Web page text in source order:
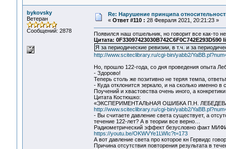
bykovsky
Ветеран
Сообщений: 2878
Re: Нарушение принципа
« Ответ #110 : 28 Февраля 2021, 20:21:23 »
Появился наш отшельник, но говорит все как-то
Цитата: 0F33097423030B742C6F0C742E293D590
Я за периодические ревизии, в т.ч. и за
http://www.sciteclibrary.ru/cgi-bin/yabb2/
Но, прошло 122-года, со дня проведения опыта
- Здорово!
Теперь столь же позитивно не теряя темпа,
- Куда отклонится зеркало, и на сколько именно
Поучений и хвастовства очень иного, а
Цитата Костюшко:
«ЭКСПЕРИМЕНТАЛЬНАЯ ОШИБКА П.Н.
http://www.sciteclibrary.ru/cgi-bin/yabb2/
- Вы считаете давление света существует, а
течение 122-лет? А в теории все верно…
Радиометрический эффект безусловно факт
https://youtu.be/OKWVYe1LWIc?t=173
А вот давление света про которое кн Гервидс
Причина отсутствия повторения результата в